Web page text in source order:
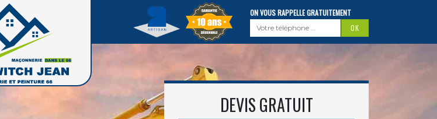
ON VOUS RAPPELLE GRATUITEMENT
DEVIS GRATUIT